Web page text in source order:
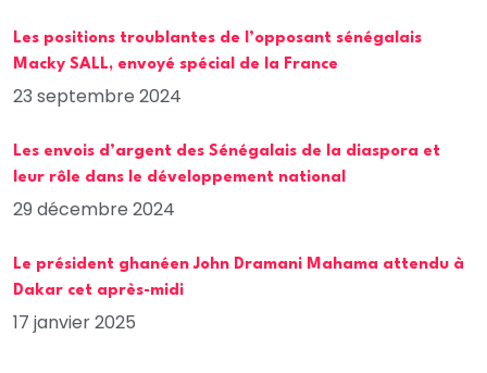
Les positions troublantes de l’opposant sénégalais
Macky SALL, envoyé spécial de la France
23 septembre 2024
Les envois d’argent des Sénégalais de la diaspora et
leur rôle dans le développement national
29 décembre 2024
Le président ghanéen John Dramani Mahama attendu à
Dakar cet après-midi
17 janvier 2025